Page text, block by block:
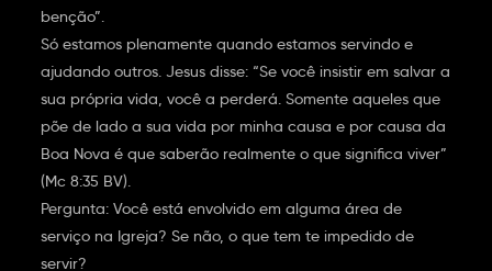
benção”.
Só estamos plenamente quando estamos servindo e
ajudando outros. Jesus disse: “Se você insistir em salvar a
sua própria vida, você a perderá. Somente aqueles que
põe de lado a sua vida por minha causa e por causa da
Boa Nova é que saberão realmente o que significa viver”
(Mc 8:35 BV).
Pergunta: Você está envolvido em alguma área de
serviço na Igreja? Se não, o que tem te impedido de
servir?